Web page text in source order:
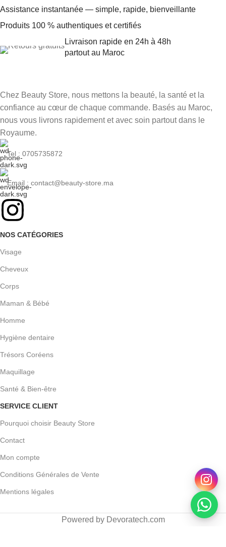
Assistance instantanée — simple, rapide, bienveillante
Produits 100 % authentiques et certifiés
Livraison rapide en 24h à 48h
partout au Maroc
Chez Beauty Store, nous mettons la beauté, la santé et la
confiance au cœur de chaque commande. Basés au Maroc,
nous vous livrons rapidement et avec soin partout dans le
Royaume.
Tel : 0705735872
Email : contact@beauty-store.ma
NOS CATÉGORIES
Visage
Cheveux
Corps
Maman & Bébé
Homme
Hygiène dentaire
Trésors Coréens
Maquillage
Santé & Bien-être
SERVICE CLIENT
Pourquoi choisir Beauty Store
Contact
Mon compte
Conditions Générales de Vente
Mentions légales
Powered by Devoratech.com